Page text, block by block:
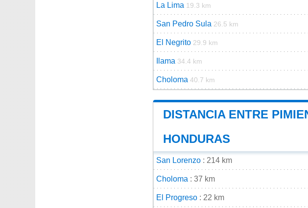
La Lima 19.3 km
San Pedro Sula 26.5 km
El Negrito 29.9 km
Ilama 34.4 km
Choloma 40.7 km
DISTANCIA ENTRE
HONDURAS
San Lorenzo : 214 km
Choloma : 37 km
El Progreso : 22 km